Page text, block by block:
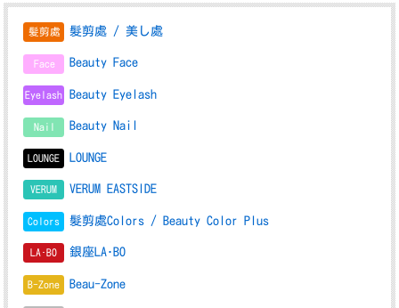
髪剪處 髮剪處 / 美し處
Face Beauty Face
Eyelash Beauty Eyelash
Nail Beauty Nail
LOUNGE LOUNGE
VERUM VERUM EASTSIDE
Colors 髮剪處Colors / Beauty Color Plus
LA･BO 銀座LA･BO
B-Zone Beau-Zone